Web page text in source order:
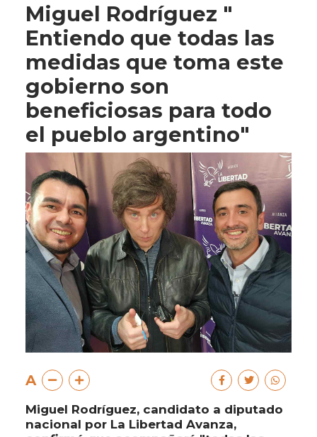
Miguel Rodríguez "
Entiendo que todas las
medidas que toma este
gobierno son
beneficiosas para todo
el pueblo argentino"
A
Miguel Rodríguez, candidato a diputado
nacional por La Libertad Avanza,